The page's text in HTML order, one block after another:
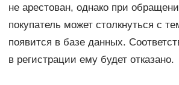
не арестован, однако при
покупатель может столкнуться с
появится в базе данных.
в регистрации ему будет отказано.